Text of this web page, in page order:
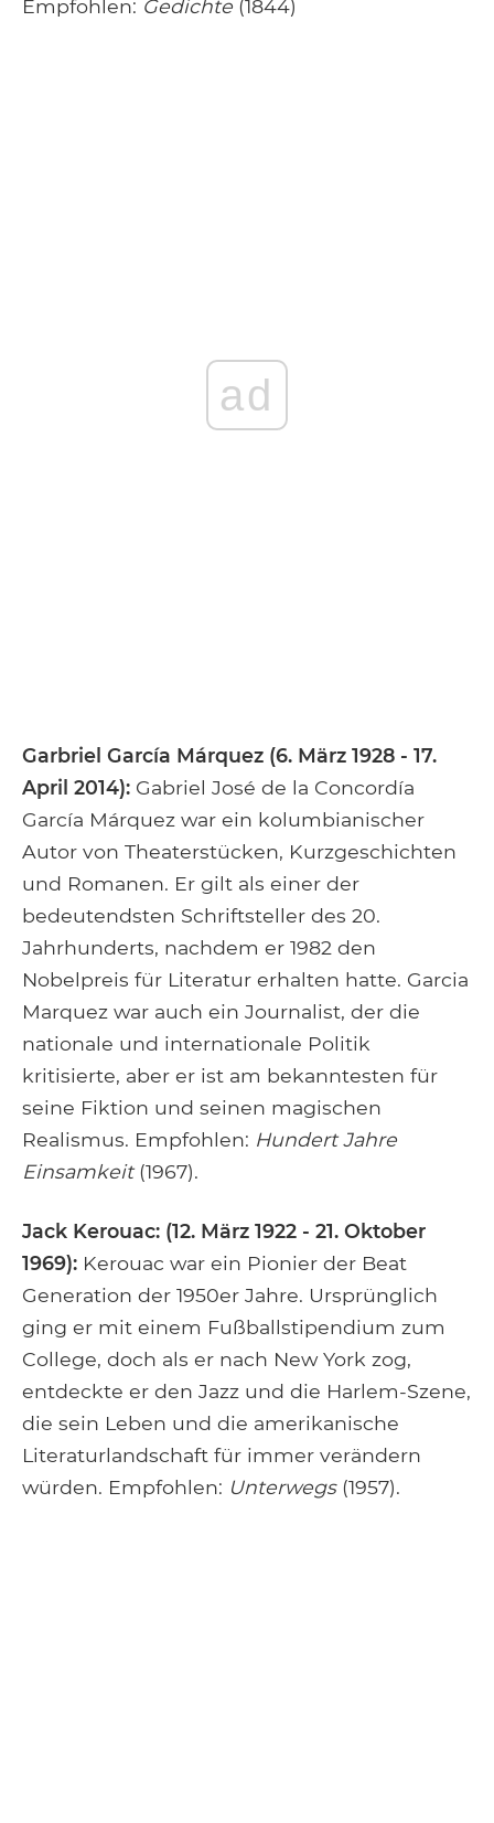
Empfohlen: Gedichte (1844)
ad
Garbriel García Márquez (6. März 1928 - 17.
April 2014): Gabriel José de la Concordía
García Márquez war ein kolumbianischer
Autor von Theaterstücken, Kurzgeschichten
und Romanen. Er gilt als einer der
bedeutendsten Schriftsteller des 20.
Jahrhunderts, nachdem er 1982 den
Nobelpreis für Literatur erhalten hatte. Garcia
Marquez war auch ein Journalist, der die
nationale und internationale Politik
kritisierte, aber er ist am bekanntesten für
seine Fiktion und seinen magischen
Realismus. Empfohlen: Hundert Jahre
Einsamkeit(1967).
Jack Kerouac: (12. März 1922 - 21. Oktober
1969): Kerouac war ein Pionier der Beat
Generation der 1950er Jahre. Ursprünglich
ging er mit einem Fußballstipendium zum
College, doch als er nach New York zog,
entdeckte er den Jazz und die Harlem-Szene,
die sein Leben und die amerikanische
Literaturlandschaft für immer verändern
würden. Empfohlen: Unterwegs(1957).